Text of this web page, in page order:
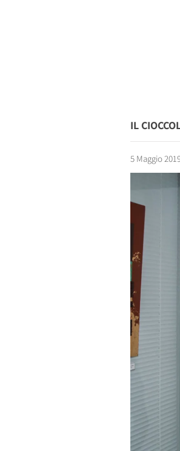
IL
5 Maggio